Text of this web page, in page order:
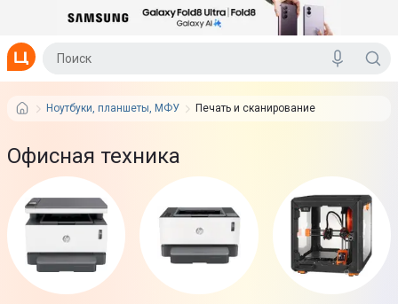
Ноутбуки, планшеты, МФУ Печать и сканирование
Офисная техника